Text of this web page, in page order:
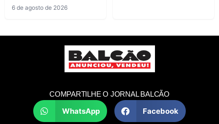
6 de agosto de 2026
COMPARTILHE O JORNAL BALCÃO
WhatsApp Facebook